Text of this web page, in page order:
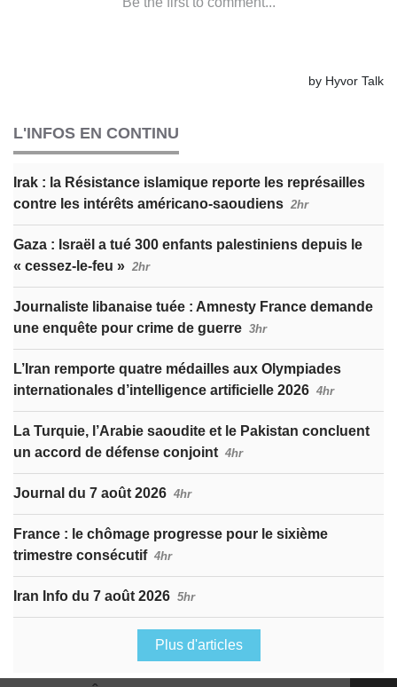
L'INFOS EN CONTINU
Irak : la Résistance islamique reporte les représailles
contre les intérêts américano-saoudiens 2hr
Gaza : Israël a tué 300 enfants palestiniens depuis le
« cessez-le-feu » 2hr
Journaliste libanaise tuée : Amnesty France demande
une enquête pour crime de guerre 3hr
L’Iran remporte quatre médailles aux Olympiades
internationales d’intelligence artificielle 2026 4hr
La Turquie, l’Arabie saoudite et le Pakistan concluent
un accord de défense conjoint 4hr
Journal du 7 août 2026 4hr
France : le chômage progresse pour le sixième
trimestre consécutif 4hr
Iran Info du 7 août 2026 5hr
Plus d'articles